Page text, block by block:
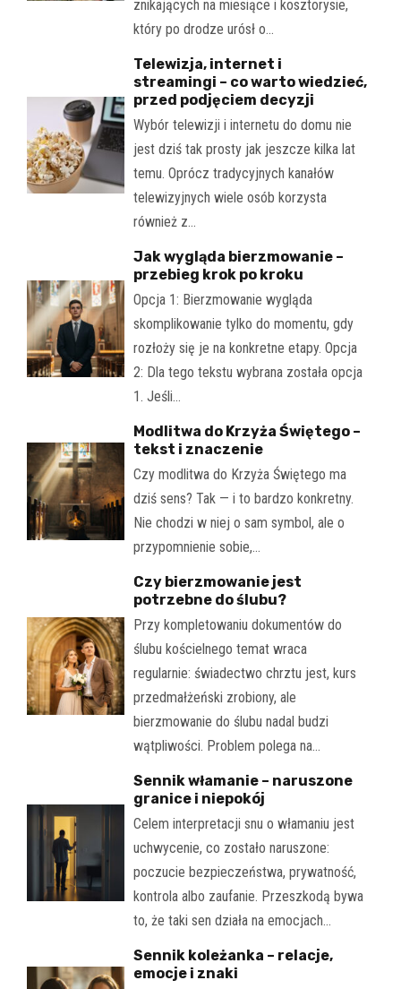
znikających na miesiące i kosztorysie,
który po drodze urósł o…
Telewizja, internet i
streamingi – co warto wiedzieć,
przed podjęciem decyzji
Wybór telewizji i internetu do domu nie
jest dziś tak prosty jak jeszcze kilka lat
temu. Oprócz tradycyjnych kanałów
telewizyjnych wiele osób korzysta
również z…
Jak wygląda bierzmowanie –
przebieg krok po kroku
Opcja 1: Bierzmowanie wygląda
skomplikowanie tylko do momentu, gdy
rozłoży się je na konkretne etapy. Opcja
2: Dla tego tekstu wybrana została opcja
1. Jeśli…
Modlitwa do Krzyża Świętego –
tekst i znaczenie
Czy modlitwa do Krzyża Świętego ma
dziś sens? Tak — i to bardzo konkretny.
Nie chodzi w niej o sam symbol, ale o
przypomnienie sobie,…
Czy bierzmowanie jest
potrzebne do ślubu?
Przy kompletowaniu dokumentów do
ślubu kościelnego temat wraca
regularnie: świadectwo chrztu jest, kurs
przedmałżeński zrobiony, ale
bierzmowanie do ślubu nadal budzi
wątpliwości. Problem polega na…
Sennik włamanie – naruszone
granice i niepokój
Celem interpretacji snu o włamaniu jest
uchwycenie, co zostało naruszone:
poczucie bezpieczeństwa, prywatność,
kontrola albo zaufanie. Przeszkodą bywa
to, że taki sen działa na emocjach…
Sennik koleżanka – relacje,
emocje i znaki